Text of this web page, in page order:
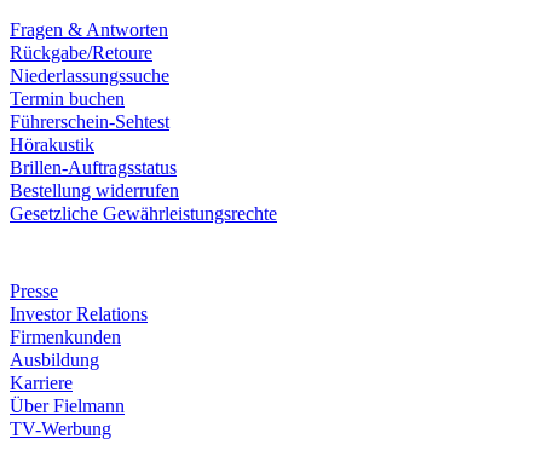
Fragen & Antworten
Rückgabe/Retoure
Niederlassungssuche
Termin buchen
Führerschein-Sehtest
Hörakustik
Brillen-Auftragsstatus
Bestellung widerrufen
Gesetzliche Gewährleistungsrechte
Presse
Investor Relations
Firmenkunden
Ausbildung
Karriere
Über Fielmann
TV-Werbung